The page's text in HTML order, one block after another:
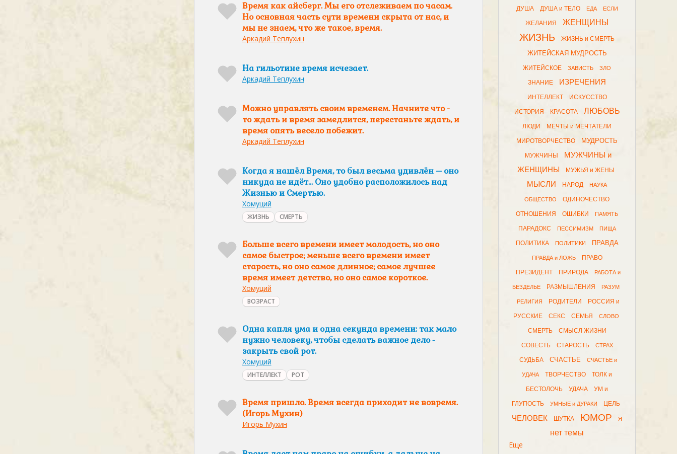
Время как айсберг. Мы его отслеживаем по часам.
Но основная часть сути времени скрыта от нас, и
мы не знаем, что же такое, время.
Аркадий Теплухин
На гильотине время исчезает.
Аркадий Теплухин
Можно управлять своим временем. Начните что -
то ждать и время замедлится, перестаньте ждать, и
время опять весело побежит.
Аркадий Теплухин
Когда я нашёл Время, то был весьма удивлён – оно
никуда не идёт... Оно удобно расположилось над
Жизнью и Смертью.
Хомуций
ЖИЗНЬ СМЕРТЬ
Больше всего времени имеет молодость, но оно
самое быстрое; меньше всего времени имеет
старость, но оно самое длинное; самое лучшее
время имеет детство, но оно самое короткое.
Хомуций
ВОЗРАСТ
Одна капля ума и одна секунда времени: так мало
нужно человеку, чтобы сделать важное дело -
закрыть свой рот.
Хомуций
ИНТЕЛЛЕКТ РОТ
Время пришло. Время всегда приходит не вовремя.
(Игорь Мухин)
Игорь Мухин
ДУША ДУША и ТЕЛО ЕДА ЕСЛИ
ЖЕЛАНИЯ ЖЕНЩИНЫ
ЖИЗНЬ ЖИЗНЬ и СМЕРТЬ
ЖИТЕЙСКАЯ МУДРОСТЬ
ЖИТЕЙСКОЕ ЗАВИСТЬ ЗЛО
ЗНАНИЕ ИЗРЕЧЕНИЯ
ИНТЕЛЛЕКТ ИСКУССТВО
ИСТОРИЯ КРАСОТА ЛЮБОВЬ
ЛЮДИ МЕЧТЫ и МЕЧТАТЕЛИ
МИРОТВОРЧЕСТВО МУДРОСТЬ
МУЖЧИНЫ
МУЖЧИНЫ и
ЖЕНЩИНЫ
МУЖЬЯ и ЖЕНЫ
МЫСЛИ НАРОД НАУКА
ОБЩЕСТВО ОДИНОЧЕСТВО
ОТНОШЕНИЯ ОШИБКИ ПАМЯТЬ
ПАРАДОКС ПЕССИМИЗМ ПИЩА
ПОЛИТИКА ПОЛИТИКИ ПРАВДА
ПРАВДА и ЛОЖЬ ПРАВО
ПРЕЗИДЕНТ ПРИРОДА РАБОТА и
БЕЗДЕЛЬЕ РАЗМЫШЛЕНИЯ РАЗУМ
РЕЛИГИЯ РОДИТЕЛИ РОССИЯ и
РУССКИЕ СЕКС СЕМЬЯ СЛОВО
СМЕРТЬ СМЫСЛ ЖИЗНИ
СОВЕСТЬ СТАРОСТЬ СТРАХ
СУДЬБА СЧАСТЬЕ СЧАСТЬЕ и
УДАЧА ТВОРЧЕСТВО ТОЛК и
БЕСТОЛОЧЬ УДАЧА УМ и
ГЛУПОСТЬ УМНЫЕ и ДУРАКИ ЦЕЛЬ
ЧЕЛОВЕК ШУТКА ЮМОР Я
нет темы
Еще